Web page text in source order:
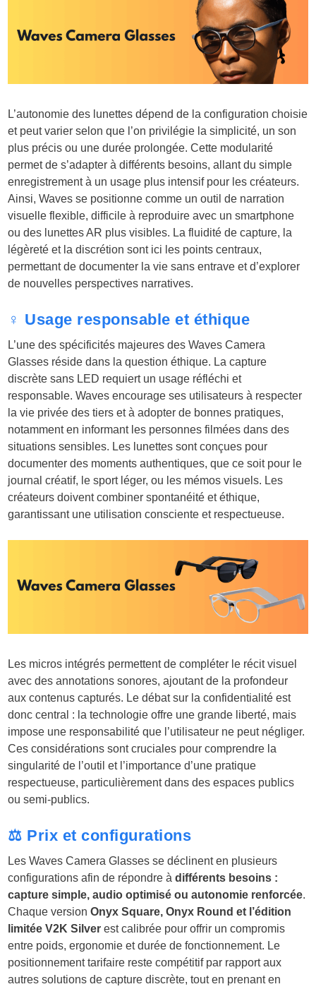
L’autonomie des lunettes dépend de la configuration choisie
et peut varier selon que l’on privilégie la simplicité, un son
plus précis ou une durée prolongée. Cette modularité
permet de s’adapter à différents besoins, allant du simple
enregistrement à un usage plus intensif pour les créateurs.
Ainsi, Waves se positionne comme un outil de narration
visuelle flexible, difficile à reproduire avec un smartphone
ou des lunettes AR plus visibles. La fluidité de capture, la
légèreté et la discrétion sont ici les points centraux,
permettant de documenter la vie sans entrave et d’explorer
de nouvelles perspectives narratives.
♀️ Usage responsable et éthique
L’une des spécificités majeures des Waves Camera
Glasses réside dans la question éthique. La capture
discrète sans LED requiert un usage réfléchi et
responsable. Waves encourage ses utilisateurs à respecter
la vie privée des tiers et à adopter de bonnes pratiques,
notamment en informant les personnes filmées dans des
situations sensibles. Les lunettes sont conçues pour
documenter des moments authentiques, que ce soit pour le
journal créatif, le sport léger, ou les mémos visuels. Les
créateurs doivent combiner spontanéité et éthique,
garantissant une utilisation consciente et respectueuse.
Les micros intégrés permettent de compléter le récit visuel
avec des annotations sonores, ajoutant de la profondeur
aux contenus capturés. Le débat sur la confidentialité est
donc central : la technologie offre une grande liberté, mais
impose une responsabilité que l’utilisateur ne peut négliger.
Ces considérations sont cruciales pour comprendre la
singularité de l’outil et l’importance d’une pratique
respectueuse, particulièrement dans des espaces publics
ou semi-publics.
⚖️ Prix et configurations
Les Waves Camera Glasses se déclinent en plusieurs
configurations afin de répondre àdifférents besoins :
capture simple, audio optimisé ou autonomie renforcée.
Chaque version Onyx Square, Onyx Round et l’édition
limitée V2K Silver est calibrée pour offrir un compromis
entre poids, ergonomie et durée de fonctionnement. Le
positionnement tarifaire reste compétitif par rapport aux
autres solutions de capture discrète, tout en prenant en